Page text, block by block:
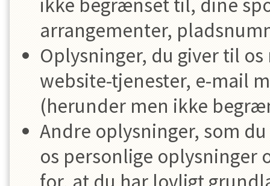
arrangementer,
Oplysninger, du giver til
website-tjenester, e-mail
(herunder men ikke
Andre oplysninger, som
os personlige oplysninger